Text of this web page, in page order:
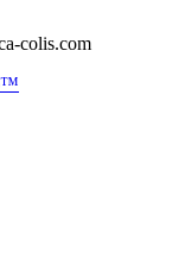
colis.com